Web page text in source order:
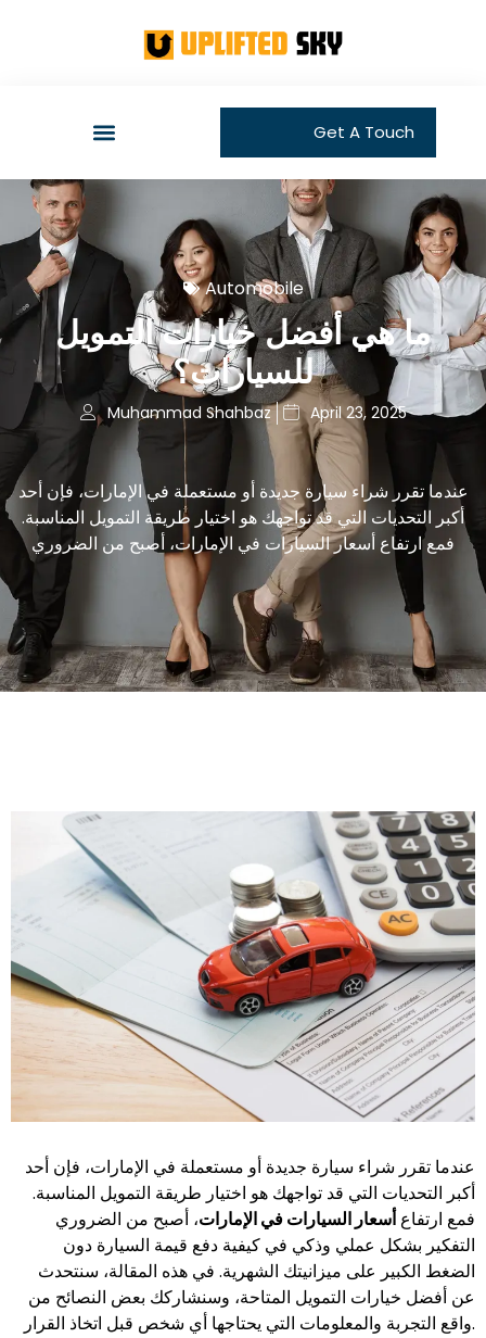
Get A Touch
Automobile
ما هي أفضل خيارات التمويل
للسيارات؟
Muhammad Shahbaz April 23, 2025
عندما تقرر شراء سيارة جديدة أو مستعملة في الإمارات، فإن أحد
أكبر التحديات التي قد تواجهك هو اختيار طريقة التمويل المناسبة.
فمع ارتفاع أسعار السيارات في الإمارات، أصبح من الضروري
عندما تقرر شراء سيارة جديدة أو مستعملة في الإمارات، فإن أحد
أكبر التحديات التي قد تواجهك هو اختيار طريقة التمويل المناسبة.
فمع ارتفاعأسعار السيارات في الإمارات، أصبح من الضروري
التفكير بشكل عملي وذكي في كيفية دفع قيمة السيارة دون
الضغط الكبير على ميزانيتك الشهرية. في هذه المقالة، سنتحدث
عن أفضل خيارات التمويل المتاحة، وسنشاركك بعض النصائح من
واقع التجربة والمعلومات التي يحتاجها أي شخص قبل اتخاذ القرار.